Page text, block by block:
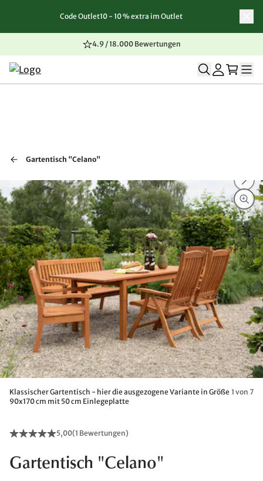
Zum Inhalt springen
Zur Navigation springen
Zum Seitenende springen
Code Outlet10 - 10 % extra im Outlet
4.9 / 18.000 Bewertungen
Gartentisch "Celano"
Klassischer Gartentisch - hier die ausgezogene Variante in Größe
90x170 cm mit 50 cm Einlegeplatte
1 von 7
5,00(1 Bewertungen)
Gartentisch "Celano"